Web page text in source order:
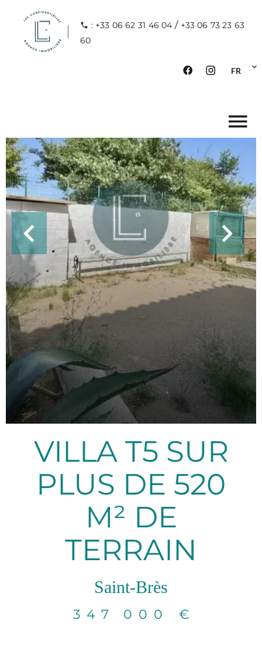
: +33 06 62 31 46 04 / +33 06 73 23 63
60
FR
VILLA T5 SUR
PLUS DE 520
M² DE
TERRAIN
Saint-Brès
347 000 €